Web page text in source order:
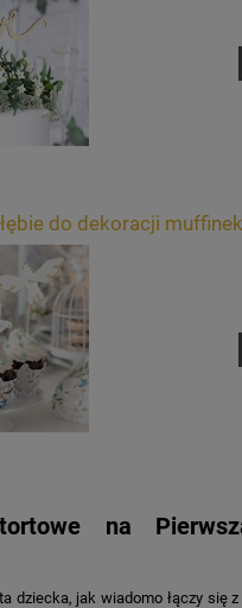
do dekoracji
na
dziecka, jak wiadomo łączy się